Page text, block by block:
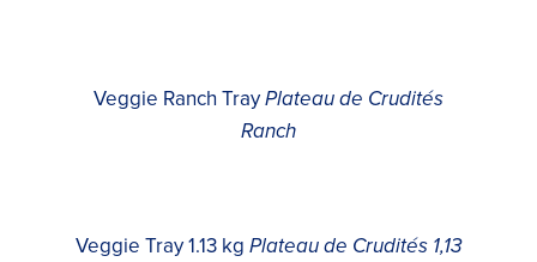
Veggie Ranch TrayPlateau de Crudités
Ranch
Veggie Tray 1.13 kg Plateau de Crudités 1,13